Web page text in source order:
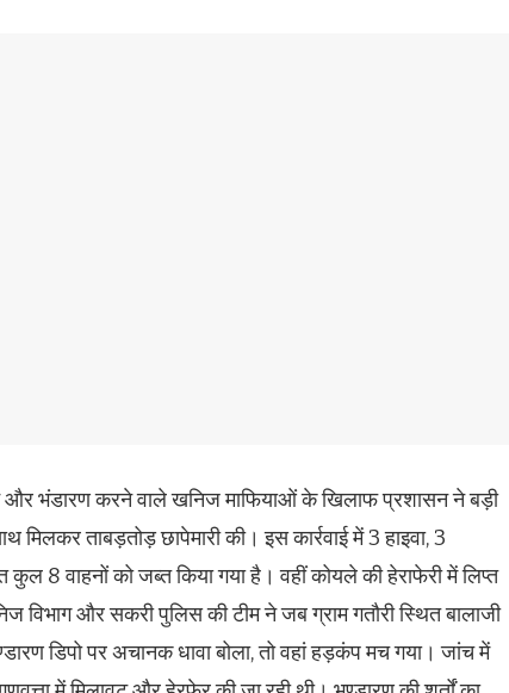
भंडारण करने वाले खनिज माफियाओं के खिलाफ प्रशासन ने बड़ी
मिलकर ताबड़तोड़ छापेमारी की। इस कार्रवाई में 3 हाइवा, 3
8 वाहनों को जब्त किया गया है। वहीं कोयले की हेराफेरी में लिप्त
विभाग और सकरी पुलिस की टीम ने जब ग्राम गतौरी स्थित बालाजी
डिपो पर अचानक धावा बोला, तो वहां हड़कंप मच गया। जांच में